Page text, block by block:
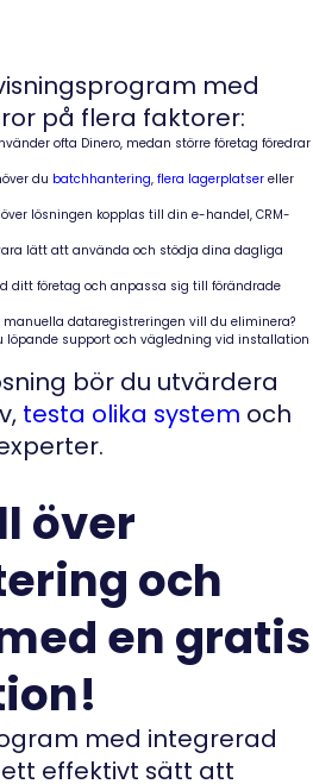
med
på flera faktorer:
ofta Dinero, medan större företag föredrar
du batchhantering, flera lagerplatser eller
lösningen kopplas till din e-handel, CRM-
lätt att använda och stödja dina dagliga
ditt företag och anpassa sig till förändrade
manuella dataregistreringen vill du eliminera?
löpande support och vägledning vid installation
bör du utvärdera
testa olika system och
över
och
en gratis
med integrerad
effektivt sätt att